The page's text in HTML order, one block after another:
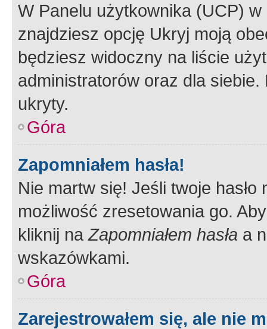
W Panelu użytkownika (UCP) w
znajdziesz opcję Ukryj moją
będziesz widoczny na liście
administratorów oraz dla
ukryty.
Góra
Zapomniałem hasła!
Nie martw się! Jeśli twoje
możliwość zresetowania go.
kliknij naZapomniałem hasła a
wskazówkami.
Góra
Zarejestrowałem się, ale nie